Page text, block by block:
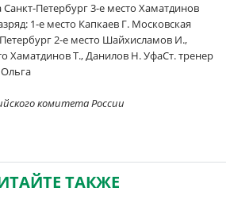
Петербург 3-е место Хаматдинов
1-е место Капкаев Г. Московская
2-е место Шайхисламов И.,
Хаматдинов Т., Данилов Н. УфаСт. тренер
комитета России
ТАКЖЕ